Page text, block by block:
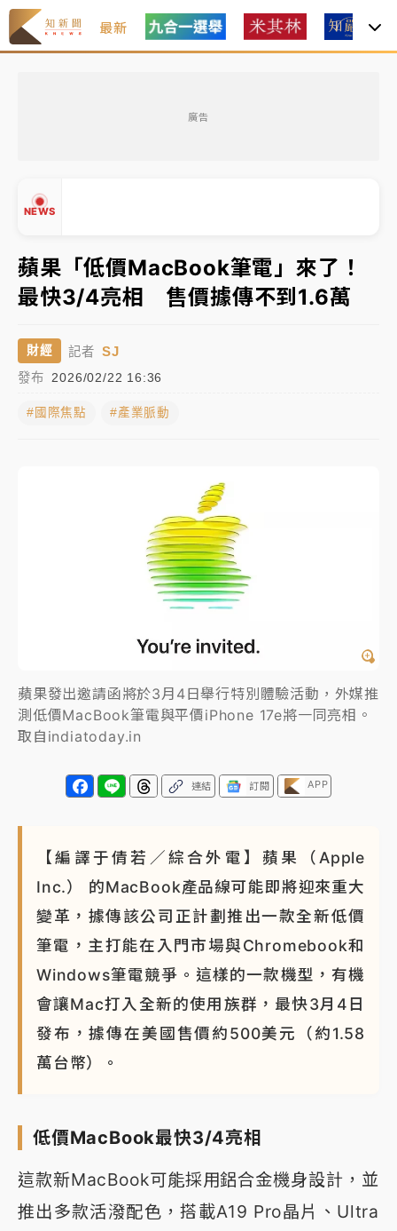
最新
廣告
NEWS
中信慈善基金會想增加董事人數！辜仲諒向法院聲請遭
駁 理由曝光
故宮《龍藏經》特展第2檔！今線上預約開賣一度塞車
周六起展出延長至晚上7時
台東農業處長涉圖利渡假村！東檢抗告成功 今重開羈
父親節泡湯了！中颱白海豚雨彈轟3天 「紅到發紫」降
雨熱區曝
暑假過三周才推「E宿新北打卡趣」！抽獎程序複雜 觀
中信慈善基金會想增加董事人數！辜仲諒向法院聲請遭
故宮《龍藏經》特展第2檔！今線上預約開賣一度塞車
周六起展出延長至晚上7時
台東農業處長涉圖利渡假村！東檢抗告成功 今重開羈
父親節泡湯了！中颱白海豚雨彈轟3天 「紅到發紫」降
雨熱區曝
蘋果「低價MacBook筆電」來了！
最快3/4亮相 售價據傳不到1.6萬
財經 記者 SJ
發布 2026/02/22 16:36
#國際焦點 #產業脈動
蘋果發出邀請函將於3月4日舉行特別體驗活動，外媒推
測低價MacBook筆電與平價iPhone 17e將一同亮相。
取自indiatoday.in
連結 訂閱 APP
【編譯于倩若／綜合外電】蘋果（Apple
Inc.） 的MacBook產品線可能即將迎來重大
變革，據傳該公司正計劃推出一款全新低價
筆電，主打能在入門市場與Chromebook和
Windows筆電競爭。這樣的一款機型，有機
會讓Mac打入全新的使用族群，最快3月4日
發布，據傳在美國售價約500美元（約1.58
萬台幣）。
低價MacBook最快3/4亮相
這款新MacBook可能採用鋁合金機身設計，並
推出多款活潑配色，搭載A19 Pro晶片、Ultra